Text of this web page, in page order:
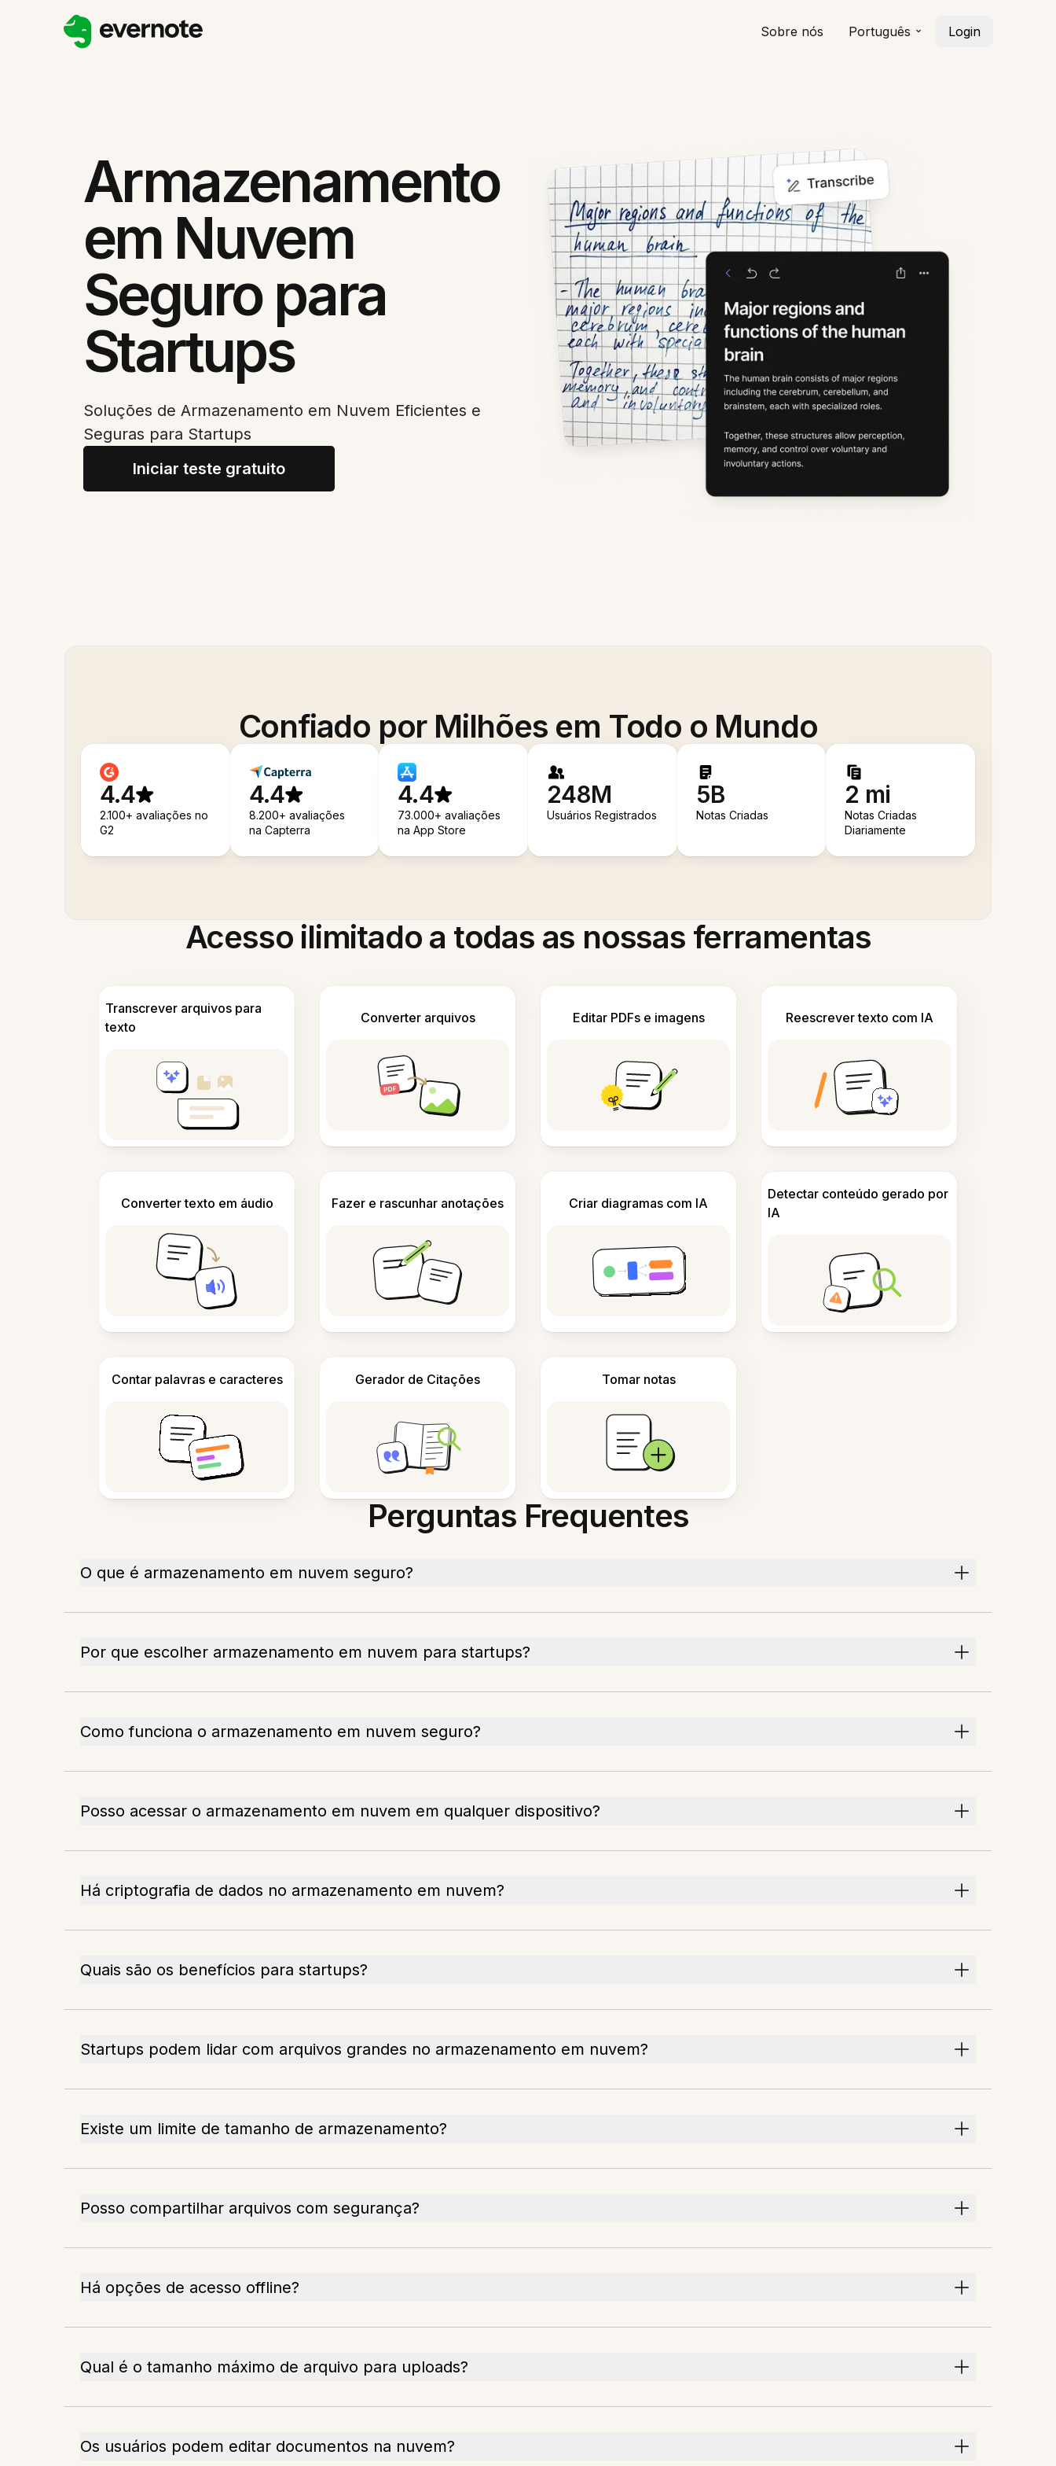
Sobre nós Português Login
Armazenamento
em Nuvem
Seguro para
Startups
Soluções de Armazenamento em Nuvem Eficientes e
Seguras para Startups
Iniciar teste gratuito
Confiado por Milhões em Todo o Mundo
4.4
2.100+ avaliações no
G2
4.4
8.200+ avaliações
na Capterra
4.4
73.000+ avaliações
na App Store
248M
Usuários Registrados
5B
Notas Criadas
2 mi
Notas Criadas
Diariamente
Acesso ilimitado a todas as nossas ferramentas
Transcrever arquivos para
texto
Converter arquivos Editar PDFs e imagens Reescrever texto com IA
Converter texto em áudio Fazer e rascunhar anotações Criar diagramas com IA
Detectar conteúdo gerado por
IA
Contar palavras e caracteres Gerador de Citações Tomar notas
Perguntas Frequentes
O que é armazenamento em nuvem seguro?
Por que escolher armazenamento em nuvem para startups?
Como funciona o armazenamento em nuvem seguro?
Posso acessar o armazenamento em nuvem em qualquer dispositivo?
Há criptografia de dados no armazenamento em nuvem?
Quais são os benefícios para startups?
Startups podem lidar com arquivos grandes no armazenamento em nuvem?
Existe um limite de tamanho de armazenamento?
Posso compartilhar arquivos com segurança?
Há opções de acesso offline?
Qual é o tamanho máximo de arquivo para uploads?
Os usuários podem editar documentos na nuvem?